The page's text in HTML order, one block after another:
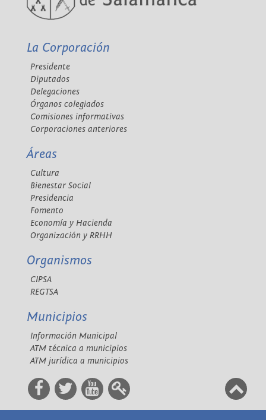
La Corporación
Presidente
Diputados
Delegaciones
Órganos colegiados
Comisiones informativas
Corporaciones anteriores
Áreas
Cultura
Bienestar Social
Presidencia
Fomento
Economía y Hacienda
Organización y RRHH
Organismos
CIPSA
REGTSA
Municipios
Información Municipal
ATM técnica a municipios
ATM jurídica a municipios